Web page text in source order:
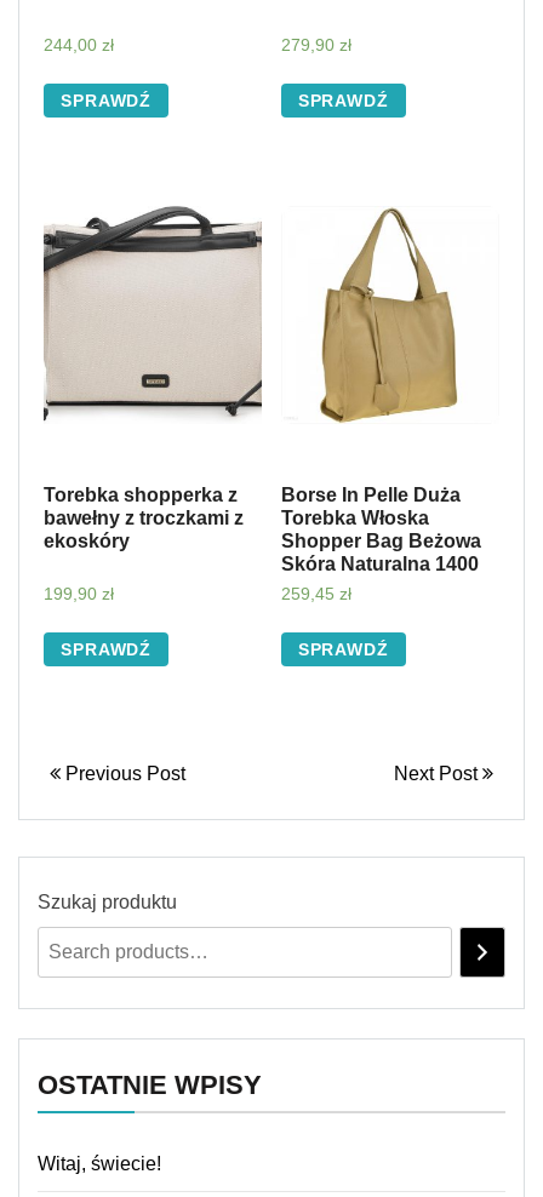
244,00 zł
SPRAWDŹ
279,90 zł
SPRAWDŹ
Torebka shopperka z
bawełny z troczkami z
ekoskóry
199,90 zł
SPRAWDŹ
Borse In Pelle Duża
Torebka Włoska
Shopper Bag Beżowa
Skóra Naturalna 1400
259,45 zł
SPRAWDŹ
Previous Post Next Post
Szukaj produktu
OSTATNIE WPISY
Witaj, świecie!